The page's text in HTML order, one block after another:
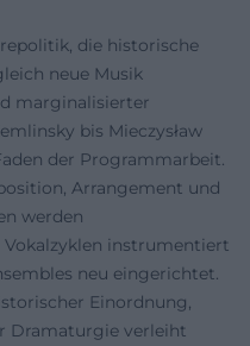
die historische
neue Musik
marginalisierter
bis Mieczysław
der Programmarbeit.
Arrangement und
werden
instrumentiert
neu eingerichtet.
Einordnung,
Dramaturgie verleiht